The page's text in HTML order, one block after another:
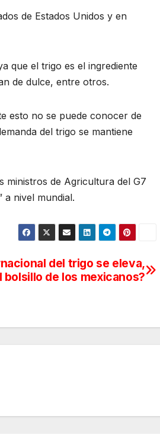
de Estados Unidos y en
que el trigo es el ingrediente
de dulce, entre otros.
esto no se puede conocer de
del trigo se mantiene
ministros de Agricultura del G7
a nivel mundial.
del trigo se eleva,
bolsillo de los mexicanos?